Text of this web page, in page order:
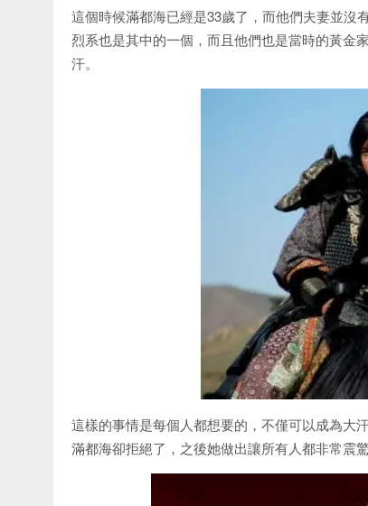
這個時候滿都海已經是33歲了，而他們夫妻並沒
烈系也是其中的一個，而且他們也是當時的黃金
汗。
這樣的事情是每個人都想要的，不僅可以成為大
滿都海卻拒絕了，之後她做出讓所有人都非常震